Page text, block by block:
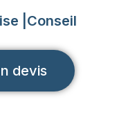
|Conseil
devis